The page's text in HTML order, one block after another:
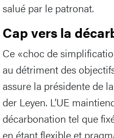
salué par le patronat.
Cap vers la
Ce «choc de
au détriment des
assure la présidente de
der Leyen. L’UE
décarbonation tel que
en étant flexible et